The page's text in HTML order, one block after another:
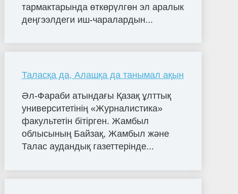
тармактарында өткөрүлгөн эл аралык
деңгээлдеги иш-чаралардын...
Таласқа да, Алашқа да танымал ақын
Әл-Фараби атындағы Қазақ ұлттық
университетінің «Журналистика»
факультетін бітірген. Жамбыл
облысының Байзақ, Жамбыл және
Талас аудандық газеттерінде...